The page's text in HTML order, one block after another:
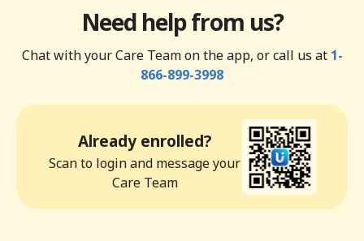
Need help from us?
Chat with your Care Team on the app, or call us at 1-
866-899-3998
Already enrolled?
Scan to login and message your
Care Team